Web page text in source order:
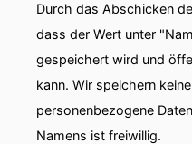
Durch das Abschicken
dass der Wert unter
gespeichert wird und
kann. Wir speichern
personenbezogene
Namens ist freiwillig.